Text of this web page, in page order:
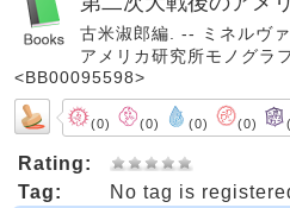
古米淑郎編. -- ミネルヴ
アメリカ研究所モノグラ
<BB00095598>
(0) (0) (0) (0)
Rating:
Tag:
No tag is